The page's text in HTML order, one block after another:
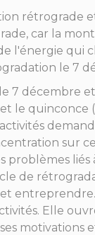
rétrograde
car la
l'énergie qui
le 7
7 décembre
le quinconce
sur
liés
de
entreprendre.
Elle
motivations